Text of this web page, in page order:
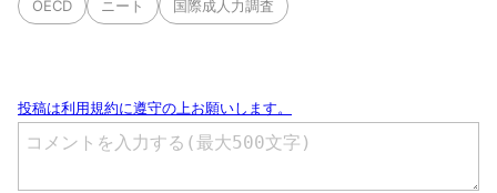
OECD ニート 国際成人力調査